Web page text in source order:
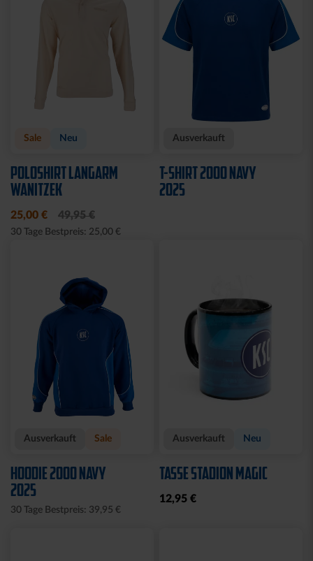
Sale Neu
POLOSHIRT LANGARM
WANITZEK
25,00 € 49,95 €
30 Tage Bestpreis: 25,00 €
Ausverkauft
T-SHIRT 2000 NAVY
2025
Ausverkauft Sale
HOODIE 2000 NAVY
2025
30 Tage Bestpreis: 39,95 €
Ausverkauft Neu
TASSE STADION MAGIC
12,95 €